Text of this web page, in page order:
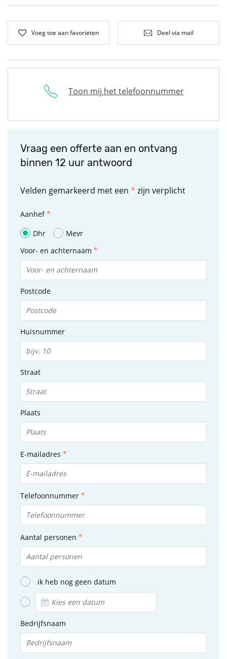
Voeg toe aan favorieten Deel via mail
Toon mij het telefoonnummer
Vraag een offerte aan en ontvang
binnen 12 uur antwoord
Velden gemarkeerd met een * zijn verplicht
Aanhef
Dhr
Mevr
Voor- en achternaam
Postcode
Huisnummer
Straat
Plaats
E-mailadres
Telefoonnummer
Aantal personen
ik heb nog geen datum
Bedrijfsnaam